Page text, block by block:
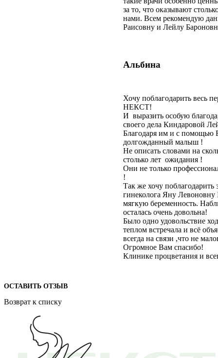
за то, что оказывают
нами. Всем рекомендую
Раисовну и Лейлу
Альбина
Хочу поблагодарить весь
НЕКСТ!
И выразить особую
своего дела Киндаровой
Благодаря им и с помощью
долгожданный малыш !
Не описать словами на
столько лет ожидания !
Они не только
!
Так же хочу поблагодарить
гинеколога Яну
мягкую беременность.
осталась очень довольна!
Было одно удовольствие
теплом встречала и всё
всегда на связи ,что не
Огромное Вам спасибо!
Клинике процветания и
ОСТАВИТЬ ОТЗЫВ
Возврат к списку